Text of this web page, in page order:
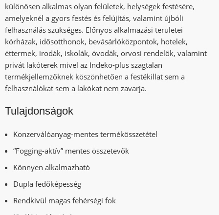
különösen alkalmas olyan felületek, helységek festésére,
amelyeknél a gyors festés és felújítás, valamint újbóli
felhasználás szükséges. Előnyös alkalmazási területei
kórházak, idősotthonok, bevásárlóközpontok, hotelek,
éttermek, irodák, iskolák, óvodák, orvosi rendelők, valamint
privát lakóterek mivel az Indeko-plus szagtalan
termékjellemzőknek köszönhetően a festékillat sem a
felhasználókat sem a lakókat nem zavarja.
Tulajdonságok
Konzerválóanyag-mentes termékösszetétel
“Fogging-aktív” mentes összetevők
Könnyen alkalmazható
Dupla fedőképesség
Rendkivül magas fehérségi fok